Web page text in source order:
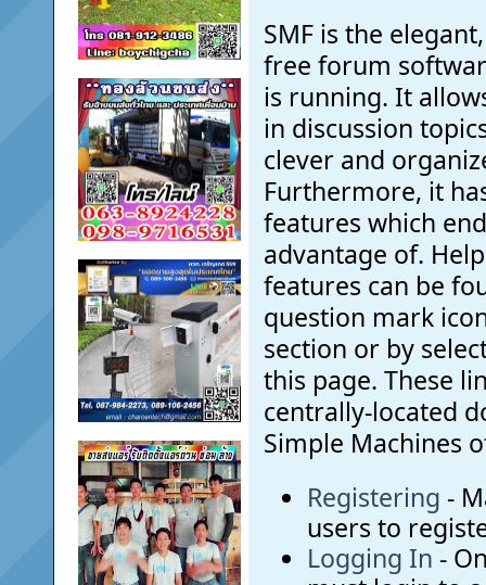
SMF is the
free forum
is running. It
in discussion
clever and
Furthermore, it
features which
advantage of.
features can be
question mark
section or by
this page. These
centrally-located
Simple Machines
Registering -
users to
Logging In -